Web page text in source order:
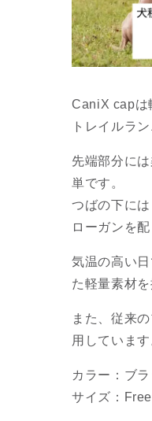
CaniX capは
トレイルラ
先端部分に
単です。
つばの下に
ローガンを
気温の高い
た軽量素材
また、従来
用していま
カラー：ブ
サイズ：